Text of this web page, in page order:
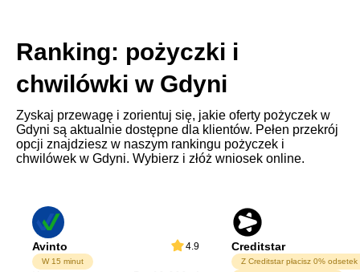
Ranking: pożyczki i
chwilówki w Gdyni
Zyskaj przewagę i zorientuj się, jakie oferty pożyczek w
Gdyni są aktualnie dostępne dla klientów. Pełen przekrój
opcji znajdziesz w naszym rankingu pożyczek i
chwilówek w Gdyni. Wybierz i złóż wniosek online.
Avinto 4.9
W 15 minut
Creditstar